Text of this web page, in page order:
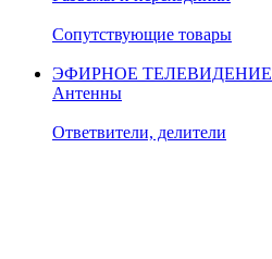
Сопутствующие товары
ЭФИРНОЕ ТЕЛЕВИДЕНИЕ
Антенны
Ответвители, делители